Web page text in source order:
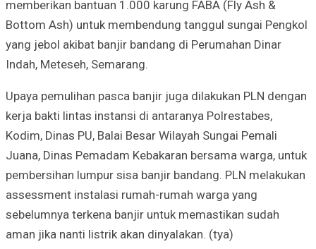
memberikan bantuan 1.000 karung FABA (Fly Ash &
Bottom Ash) untuk membendung tanggul sungai Pengkol
yang jebol akibat banjir bandang di Perumahan Dinar
Indah, Meteseh, Semarang.
Upaya pemulihan pasca banjir juga dilakukan PLN dengan
kerja bakti lintas instansi di antaranya Polrestabes,
Kodim, Dinas PU, Balai Besar Wilayah Sungai Pemali
Juana, Dinas Pemadam Kebakaran bersama warga, untuk
pembersihan lumpur sisa banjir bandang. PLN melakukan
assessment instalasi rumah-rumah warga yang
sebelumnya terkena banjir untuk memastikan sudah
aman jika nanti listrik akan dinyalakan. (tya)